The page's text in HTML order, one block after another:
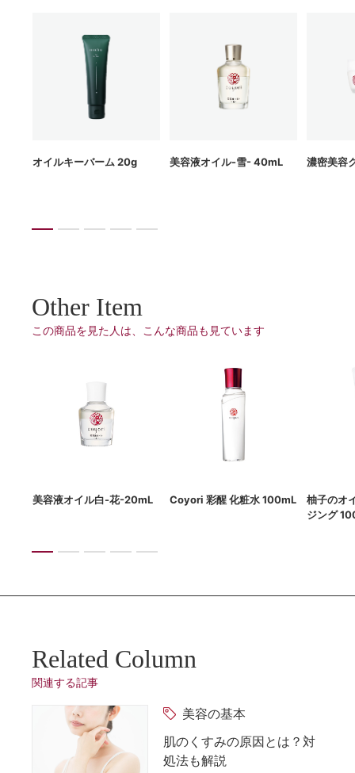
オイルキーバーム 20g 美容液オイル-雪- 40mL 濃密美容
Other Item
この商品を見た人は、こんな商品も見ています
美容液オイル白-花-20mL Coyori 彩醒 化粧水 100mL
柚子のオ
ジング
Related Column
関連する記事
美容の基本
肌のくすみの原因とは？対
処法も解説